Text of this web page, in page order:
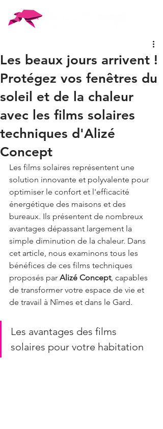
Les beaux jours arrivent !
Protégez vos fenêtres du
soleil et de la chaleur
avec les films solaires
techniques d'Alizé
Concept
Les films solaires représentent une
solution innovante et polyvalente pour
optimiser le confort et l'efficacité
énergétique des maisons et des
bureaux. Ils présentent de nombreux
avantages dépassant largement la
simple diminution de la chaleur. Dans
cet article, nous examinons tous les
bénéfices de ces films techniques
proposés par Alizé Concept, capables
de transformer votre espace de vie et
de travail à Nîmes et dans le Gard.
Les avantages des films
solaires pour votre habitation